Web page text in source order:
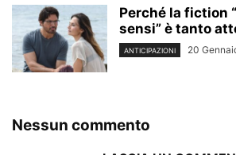
Perché la fiction
sensi” è tanto
ANTICIPAZIONI 20
Nessun commento